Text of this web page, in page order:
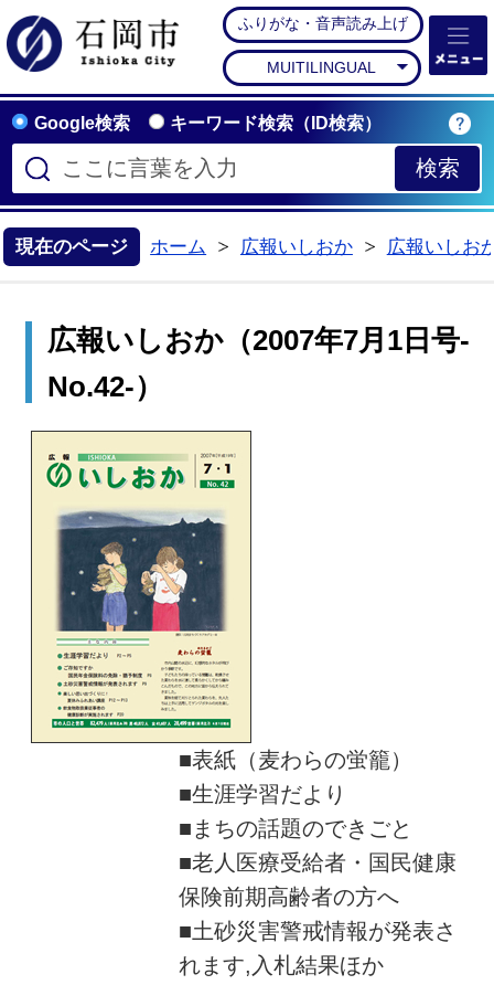
石岡市公式ホームペー
ふりがな・音声読み上げ
MUITILINGUAL
Google検索 キーワード検索（ID検索）
現在のページ ホーム
広報いしおか
広報いしお
広報いしおか（2007年7月1日号-
No.42-）
■表紙（麦わらの蛍籠）
■生涯学習だより
■まちの話題のできごと
■老人医療受給者・国民健康
保険前期高齢者の方へ
■土砂災害警戒情報が発表さ
れます,入札結果ほか